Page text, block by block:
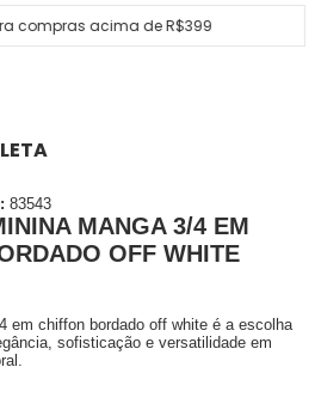
compras acima de R$399
83543
MANGA 3/4 EM
OFF WHITE
em chiffon bordado off white é a escolha
sofisticação e versatilidade em